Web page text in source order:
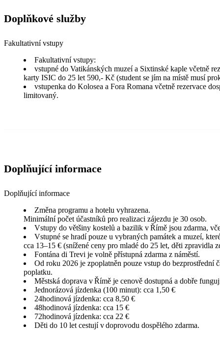
Doplňkové služby
Fakultativní vstupy
Fakultativní vstupy:
vstupné do Vatikánských muzeí a Sixtinské kaple včetně
karty ISIC do 25 let 590,- Kč (student se jím na místě musí
vstupenka do Kolosea a Fora Romana včetně rezervace
limitovaný.
Doplňující informace
Doplňující informace
Změna programu a hotelu vyhrazena.
Minimální počet účastníků pro realizaci zájezdu je 30 osob.
Vstupy do většiny kostelů a bazilik v Římě jsou zdarma,
Vstupné se hradí pouze u vybraných památek a muzeí,
cca 13–15 € (snížené ceny pro mladé do 25 let, děti
Fontána di Trevi je volně přístupná zdarma z náměstí.
Od roku 2026 je zpoplatněn pouze vstup do bezprostřední
poplatku.
Městská doprava v Římě je cenově dostupná a dobře
Jednorázová jízdenka (100 minut): cca 1,50 €
24hodinová jízdenka: cca 8,50 €
48hodinová jízdenka: cca 15 €
72hodinová jízdenka: cca 22 €
Děti do 10 let cestují v doprovodu dospělého zdarma.